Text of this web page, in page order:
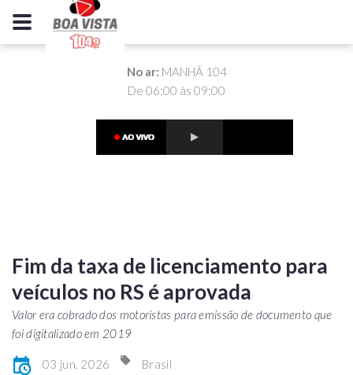
No ar: MANHÃ 104
De 06:00 às 09:00
Fim da taxa de licenciamento para
veículos no RS é aprovada
Valor era cobrado dos motoristas para emissão de documento que
foi digitalizado em 2019
03 jun, 2026 Brasil